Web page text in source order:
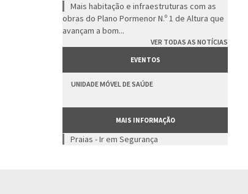
Mais habitação e infraestruturas com as
obras do Plano Pormenor N.º 1 de Altura que
avançam a bom...
VER TODAS AS NOTÍCIAS
EVENTOS
UNIDADE MÓVEL DE SAÚDE
MAIS INFORMAÇÃO
Praias - Ir em Segurança